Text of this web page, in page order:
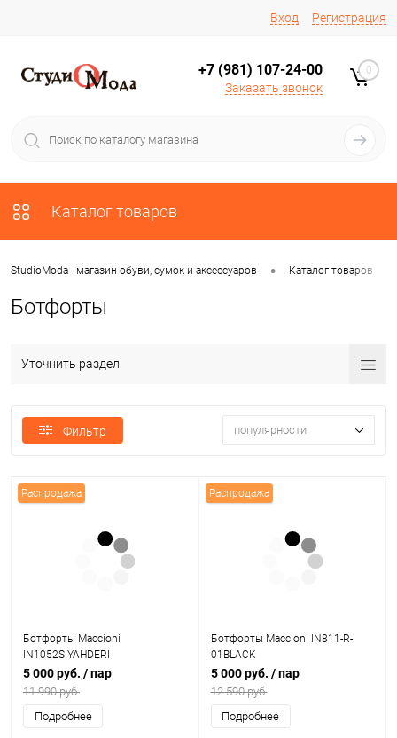
Вход Регистрация
+7 (981) 107-24-00
Заказать звонок
0
Каталог товаров
StudioModa - магазин обуви, сумок и аксессуаров • Каталог товаров
Ботфорты
Уточнить раздел
Фильтр популярности
Распродажа
Ботфорты Maccioni
IN1052SIYAHDERI
5 000 руб. / пар
11 990 руб.
Подробнее
Распродажа
Ботфорты Maccioni IN811-R-
01BLACK
5 000 руб. / пар
12 590 руб.
Подробнее